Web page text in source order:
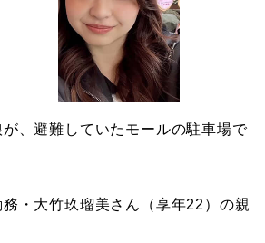
、避難していたモールの駐車場で
・大竹玖瑠美さん（享年22）の親